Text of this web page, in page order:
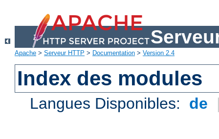
Apache > Serveur HTTP > Documentation > Version 2.4
Index des modules
Langues Disponibles: de